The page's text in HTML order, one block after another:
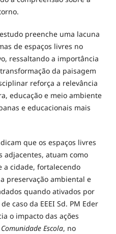
preenche uma lacuna
de espaços livres no
ressaltando a importância
da paisagem
reforça a relevância
educação e meio ambiente
e educacionais mais
que os espaços livres
adjacentes, atuam como
a cidade, fortalecendo
preservação ambiental e
quando ativados por
caso da EEEI Sd. PM Eder
o impacto das ações
Comunidade Escola, no